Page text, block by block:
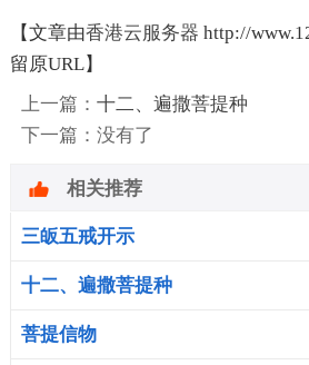
【文章由香港云服务器 http://
留原URL】
上一篇： 十二、遍撒菩提种
下一篇：没有了
三皈五戒开示
十二、遍撒菩提种
菩提信物
相关推荐